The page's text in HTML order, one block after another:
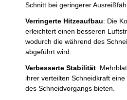
Schnitt bei geringerer
Verringerte Hitzeaufbau: Die
erleichtert einen besseren
wodurch die während des
abgeführt wird.
Verbesserte Stabilität:
ihrer verteilten Schneidkraft
des Schneidvorgangs bieten.